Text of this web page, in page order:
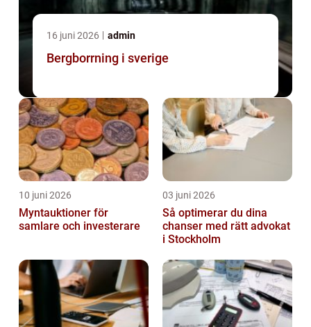
16 juni 2026 admin
Bergborrning i sverige
10 juni 2026
Myntauktioner för
samlare och investerare
03 juni 2026
Så optimerar du dina
chanser med rätt advokat
i Stockholm